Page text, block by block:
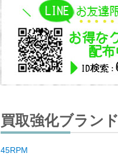
買取強化ブランド
45RPM